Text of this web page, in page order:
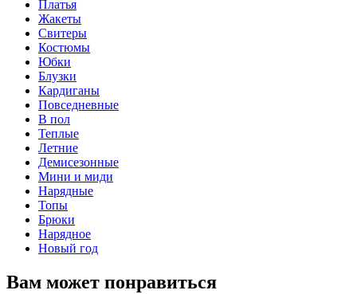
Платья
Жакеты
Свитеры
Костюмы
Юбки
Блузки
Кардиганы
Повседневные
В пол
Теплые
Летние
Демисезонные
Мини и миди
Нарядные
Топы
Брюки
Нарядное
Новый год
Вам может понравиться